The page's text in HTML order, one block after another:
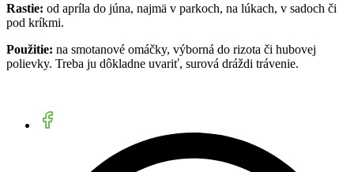
Rastie: od apríla do júna, najmä v parkoch, na lúkach, v sadoch či
pod kríkmi.
Použitie: na smotanové omáčky, výborná do rizota či hubovej
polievky. Treba ju dôkladne uvariť, surová dráždi trávenie.